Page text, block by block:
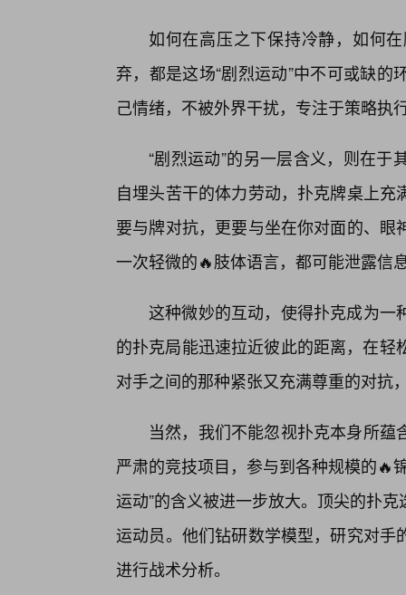
如何在高压之下保持冷静，如何
弃，都是这场“剧烈运动”中不可或缺
己情绪，不被外界干扰，专注于策略执
“剧烈运动”的另一层含义，则在
自埋头苦干的体力劳动，扑克牌桌上
要与牌对抗，更要与坐在你对面的、
一次轻微的🔥肢体语言，都可能泄露信
这种微妙的互动，使得扑克成为
的扑克局能迅速拉近彼此的距离，在
对手之间的那种紧张又充满尊重的对抗
当然，我们不能忽视扑克本身所
严肃的竞技项目，参与到各种规模的🔥
运动”的含义被进一步放大。顶尖的扑
运动员。他们钻研数学模型，研究对
进行战术分析。